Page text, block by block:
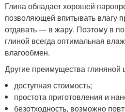
Глина обладает хорошей
позволяющей впитывать влагу
отдавать — в жару. Поэтому в
глиной всегда оптимальная
влагообмен.
Другие преимущества глиняной
доступная стоимость;
простота приготовления и
безотходность, возможно